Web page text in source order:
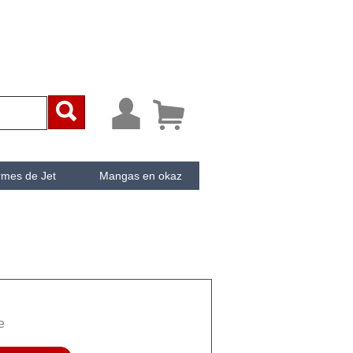
  
de Jet Mangas en okaz